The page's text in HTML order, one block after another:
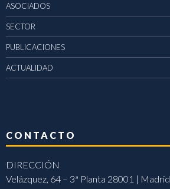
ASOCIADOS
SECTOR
PUBLICACIONES
ACTUALIDAD
CONTACTO
DIRECCIÓN
Velázquez, 64 – 3ª Planta 28001 | Madrid